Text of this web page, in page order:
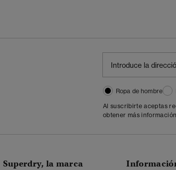
Ropa de hombre
Al suscribirte aceptas
obtener más
Superdry, la marca